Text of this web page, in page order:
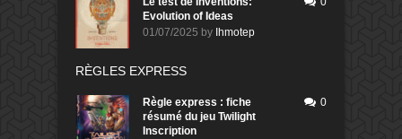
Evolution of Ideas
01/07/2025 by Ihmotep
RÈGLES EXPRESS
Règle express : fiche
résumé du jeu Twilight
Inscription
0